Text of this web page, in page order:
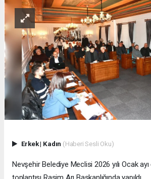
Erkek| Kadın (Haberi Sesli Oku)
Nevşehir Belediye Meclisi 2026 yılı Ocak